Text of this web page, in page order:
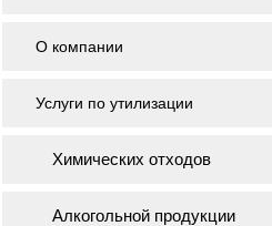
О компании
Услуги по утилизации
Химических отходов
Алкогольной продукции